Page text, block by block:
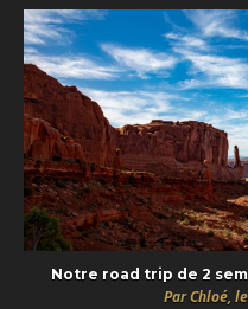
Notre road trip de 2
Par Chloé,